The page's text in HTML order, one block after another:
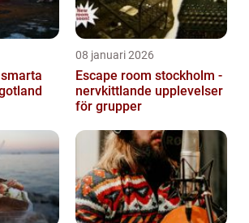
08 januari 2026
Escape room stockholm -
nervkittlande upplevelser
för grupper